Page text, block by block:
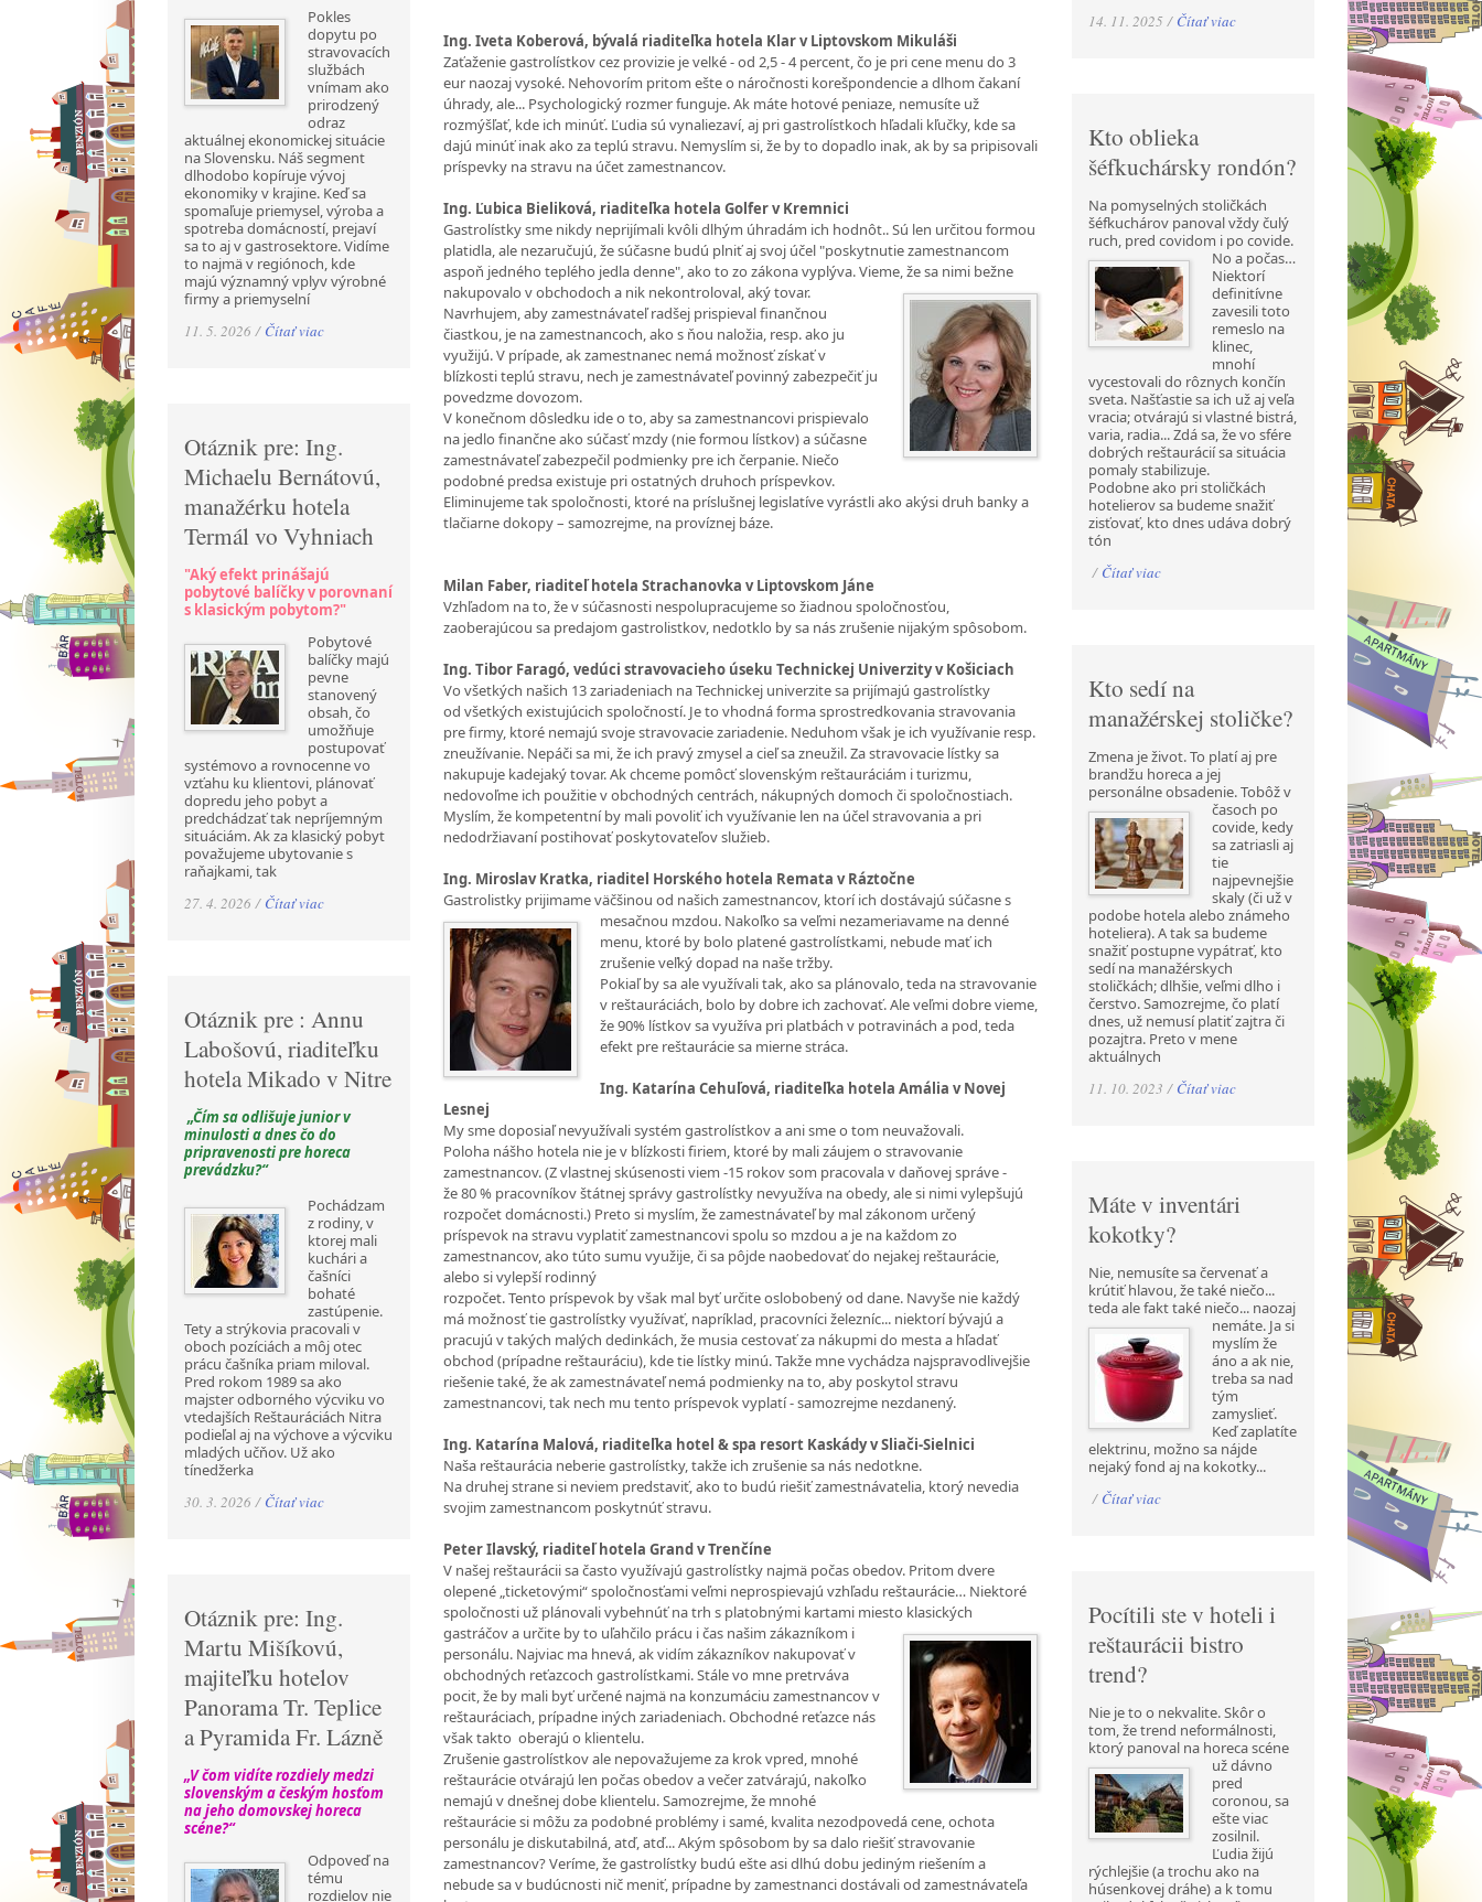
Ing. Iveta Koberová, bývalá riaditeľka hotela Klar v Liptovskom Mikuláši
Zaťaženie gastrolístkov cez provizie je velké - od 2,5 - 4 percent, čo je pri cene menu do 3
eur naozaj vysoké. Nehovorím pritom ešte o náročnosti korešpondencie a dlhom čakaní
úhrady, ale... Psychologický rozmer funguje. Ak máte hotové peniaze, nemusíte už
rozmýšľať, kde ich minúť. Ľudia sú vynaliezaví, aj pri gastrolístkoch hľadali kľučky, kde sa
dajú minúť inak ako za teplú stravu. Nemyslím si, že by to dopadlo inak, ak by sa pripisovali
príspevky na stravu na účet zamestnancov.
Ing. Ľubica Bieliková, riaditeľka hotela Golfer v Kremnici
Gastrolístky sme nikdy neprijímali kvôli dlhým úhradám ich hodnôt.. Sú len určitou formou
platidla, ale nezaručujú, že súčasne budú plniť aj svoj účel "poskytnutie zamestnancom
aspoň jedného teplého jedla denne", ako to zo zákona vyplýva. Vieme, že sa nimi bežne
nakupovalov obchodoch a nik nekontroloval, aký tovar.
Navrhujem, aby zamestnávateľ radšej prispieval finančnou
čiastkou, je na zamestnancoch, ako s ňou naložia, resp. ako ju
využijú. V prípade, ak zamestnanec nemá možnosť získať v
blízkosti teplú stravu, nech je zamestnávateľ povinný zabezpečiť ju
povedzme dovozom.
V konečnom dôsledku ide o to, aby sa zamestnancovi prispievalo
na jedlo finančne ako súčasť mzdy (nie formou lístkov) a súčasne
zamestnávateľ zabezpečil podmienky pre ich čerpanie. Niečo
podobné predsa existuje pri ostatných druhoch príspevkov.
Eliminujeme tak spoločnosti, ktoré na príslušnej legislatíve vyrástli ako akýsi druh banky a
tlačiarne dokopy – samozrejme, na províznej báze.
Milan Faber, riaditeľ hotela Strachanovka v Liptovskom Jáne
Vzhľadom na to, že v súčasnosti nespolupracujeme so žiadnou spoločnosťou,
zaoberajúcou sa predajom gastrolistkov, nedotklo by sa nás zrušenie nijakým spôsobom.
Ing. Tibor Faragó, vedúci stravovacieho úseku Technickej Univerzity v Košiciach
Vo všetkých našich 13 zariadeniach na Technickej univerzite sa prijímajú gastrolístky
od všetkých existujúcich spoločností. Je to vhodná forma sprostredkovania stravovania
pre firmy, ktoré nemajú svoje stravovacie zariadenie. Neduhom však je ich využívanie resp.
zneužívanie. Nepáči sa mi, že ich pravý zmysel a cieľ sa zneužil. Za stravovacie lístky sa
nakupuje kadejaký tovar. Ak chceme pomôcť slovenským reštauráciám i turizmu,
nedovoľme ich použitie v obchodných centrách, nákupných domoch či spoločnostiach.
Myslím, že kompetentní by mali povoliť ich využívanie len na účel stravovania a pri
nedodržiavaní postihovať poskytovateľov služieb.
Ing. Miroslav Kratka, riaditel Horského hotela Remata v Ráztočne
Gastrolistky prijimame väčšinou od našich zamestnancov, ktorí ich dostávajú súčasne s
mesačnou mzdou. Nakoľko sa veľmi nezameriavame na denné
menu, ktoré by bolo platené gastrolístkami, nebude mať ich
zrušenie veľký dopad na naše tržby.
Pokiaľ by sa ale využívali tak, ako sa plánovalo, teda na stravovanie
v reštauráciách, bolo by dobre ich zachovať. Ale veľmi dobre vieme,
že 90% lístkov sa využíva pri platbách v potravinách a pod, teda
efekt pre reštaurácie sa mierne stráca.
Ing. Katarína Cehuľová, riaditeľka hotela Amália v Novej
Lesnej
My sme doposiaľ nevyužívali systém gastrolístkov a ani sme o tom neuvažovali.
Poloha nášho hotela nie je v blízkosti firiem, ktoré by mali záujem o stravovanie
zamestnancov. (Z vlastnej skúsenosti viem -15 rokov som pracovala v daňovej správe -
že 80 % pracovníkov štátnej správy gastrolístky nevyužíva na obedy, ale si nimi vylepšujú
rozpočet domácnosti.) Preto si myslím, že zamestnávateľ by mal zákonom určený
príspevok na stravu vyplatiť zamestnancovi spolu so mzdou a je na každom zo
zamestnancov, ako túto sumu využije, či sa pôjde naobedovať do nejakej reštaurácie,
alebo si vylepší rodinný
rozpočet. Tento príspevok by však mal byť určite oslobobený od dane. Navyše nie každý
má možnosť tie gastrolístky využívať, napríklad, pracovníci železníc... niektorí bývajú a
pracujú v takých malých dedinkách, že musia cestovať za nákupmi do mesta a hľadať
obchod (prípadne reštauráciu), kde tie lístky minú. Takže mne vychádza najspravodlivejšie
riešenie také, že ak zamestnávateľ nemá podmienky na to, aby poskytol stravu
zamestnancovi, tak nech mu tento príspevok vyplatí - samozrejme nezdanený.
Ing. Katarína Malová, riaditeľka hotel & spa resort Kaskády v Sliači-Sielnici
Naša reštaurácia neberie gastrolístky, takže ich zrušenie sa nás nedotkne.
Na druhej strane si neviem predstaviť, ako to budú riešiť zamestnávatelia, ktorý nevedia
svojim zamestnancom poskytnúť stravu.
Peter Ilavský, riaditeľ hotela Grand v Trenčíne
V našej reštaurácii sa často využívajú gastrolístky najmä počas obedov. Pritom dvere
olepené „ticketovými“ spoločnosťami veľmi neprospievajú vzhľadu reštaurácie… Niektoré
spoločnosti už plánovali vybehnúť na trh s platobnými kartami miesto klasických
gastráčov a určite by to uľahčilo prácu i čas našim zákazníkom i
personálu. Najviac ma hnevá, ak vidím zákazníkov nakupovať v
obchodných reťazcoch gastrolístkami. Stále vo mne pretrváva
pocit, že by mali byť určené najmä na konzumáciu zamestnancov v
reštauráciach, prípadne iných zariadeniach. Obchodné reťazce nás
však takto oberajú o klientelu.
Zrušenie gastrolístkov ale nepovažujeme za krok vpred, mnohé
reštaurácie otvárajú len počas obedov a večer zatvárajú, nakoľko
nemajú v dnešnej dobe klientelu. Samozrejme, že mnohé
reštaurácie si môžu za podobné problémy i samé, kvalita nezodpovedá cene, ochota
personálu je diskutabilná, atď, atď... Akým spôsobom by sa dalo riešiť stravovanie
zamestnancov? Veríme, že gastrolístky budú ešte asi dlhú dobu jediným riešením a
nebude sa v budúcnosti nič meniť, prípadne by zamestnanci dostávali od zamestnávateľa
Pokles
dopytu po
stravovacích
službách
vnímam ako
prirodzený
odraz
aktuálnej ekonomickej situácie
na Slovensku. Náš segment
dlhodobo kopíruje vývoj
ekonomiky v krajine. Keď sa
spomaľuje priemysel, výroba a
spotreba domácností, prejaví
sa to aj v gastrosektore. Vidíme
to najmä v regiónoch, kde
majú významný vplyv výrobné
firmy a priemyselní
11. 5. 2026 / Čítať viac
Otáznik pre: Ing.
Michaelu Bernátovú,
manažérku hotela
Termál vo Vyhniach
"Aký efekt prinášajú
pobytové balíčky v porovnaní
s klasickým pobytom?"
Pobytové
balíčky majú
pevne
stanovený
obsah, čo
umožňuje
postupovať
systémovo a rovnocenne vo
vzťahu ku klientovi, plánovať
dopredu jeho pobyt a
predchádzať tak nepríjemným
situáciám. Ak za klasický pobyt
považujeme ubytovanie s
raňajkami, tak
27. 4. 2026 / Čítať viac
Otáznik pre : Annu
Labošovú, riaditeľku
hotela Mikado v Nitre
„Čím sa odlišuje junior v
minulosti a dnes čo do
pripravenosti pre horeca
prevádzku?“
Pochádzam
z rodiny, v
ktorej mali
kuchári a
čašníci
bohaté
zastúpenie.
Tety a strýkovia pracovali v
oboch pozíciách a môj otec
prácu čašníka priam miloval.
Pred rokom 1989 sa ako
majster odborného výcviku vo
vtedajších Reštauráciách Nitra
podieľal aj na výchove a výcviku
mladých učňov. Už ako
tínedžerka
30. 3. 2026 / Čítať viac
Otáznik pre: Ing.
Martu Mišíkovú,
majiteľku hotelov
Panorama Tr. Teplice
a Pyramida Fr. Lázně
„V čom vidíte rozdiely medzi
slovenským a českým hosťom
na jeho domovskej horeca
scéne?“
Odpoveď na
tému
rozdielov nie
14. 11. 2025 / Čítať viac
Kto oblieka
šéfkuchársky rondón?
Na pomyselných stoličkách
šéfkuchárov panoval vždy čulý
ruch, pred covidom i po covide.
No a počas…
Niektorí
definitívne
zavesili toto
remeslo na
klinec,
mnohí
vycestovali do rôznych končín
sveta. Našťastie sa ich už aj veľa
vracia; otvárajú si vlastné bistrá,
varia, radia... Zdá sa, že vo sfére
dobrých reštaurácií sa situácia
pomaly stabilizuje.
Podobne ako pri stoličkách
hotelierov sa budeme snažiť
zisťovať, kto dnes udáva dobrý
tón
/ Čítať viac
Kto sedí na
manažérskej stoličke?
Zmena je život. To platí aj pre
brandžu horeca a jej
personálne obsadenie. Tobôž v
časoch po
covide, kedy
sa zatriasli aj
tie
najpevnejšie
skaly (či už v
podobe hotela alebo známeho
hoteliera). A tak sa budeme
snažiť postupne vypátrať, kto
sedí na manažérskych
stoličkách; dlhšie, veľmi dlho i
čerstvo. Samozrejme, čo platí
dnes, už nemusí platiť zajtra či
pozajtra. Preto v mene
aktuálnych
11. 10. 2023 / Čítať viac
Máte v inventári
kokotky?
Nie, nemusíte sa červenať a
krútiť hlavou, že také niečo...
teda ale fakt také niečo... naozaj
nemáte. Ja si
myslím že
áno a ak nie,
treba sa nad
tým
zamyslieť.
Keď zaplatíte
elektrinu, možno sa nájde
nejaký fond aj na kokotky...
/ Čítať viac
Pocítili ste v hoteli i
reštaurácii bistro
trend?
Nie je to o nekvalite. Skôr o
tom, že trend neformálnosti,
ktorý panoval na horeca scéne
uždávno
pred
coronou, sa
ešte viac
zosilnil.
Ľudia žijú
rýchlejšie (a trochu ako na
húsenkovej dráhe) a k tomu